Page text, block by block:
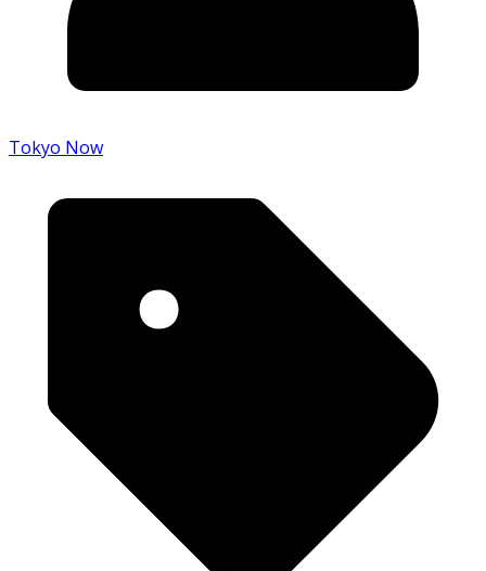
Tokyo Now